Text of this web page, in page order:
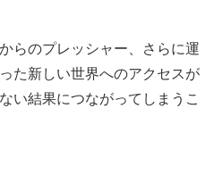
らのプレッシャー、さらに運
た新しい世界へのアクセスが
い結果につながってしまうこ